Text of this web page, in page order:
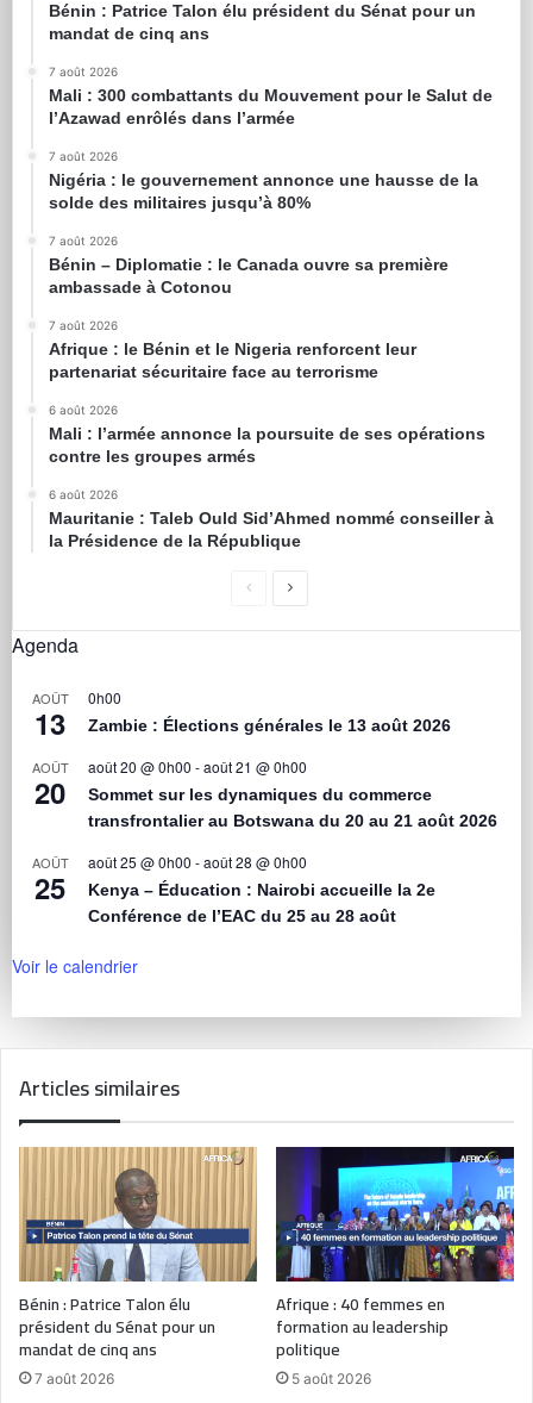
Bénin : Patrice Talon élu président du Sénat pour un
mandat de cinq ans
7 août 2026
Mali : 300 combattants du Mouvement pour le Salut de
l’Azawad enrôlés dans l’armée
7 août 2026
Nigéria : le gouvernement annonce une hausse de la
solde des militaires jusqu’à 80%
7 août 2026
Bénin – Diplomatie : le Canada ouvre sa première
ambassade à Cotonou
7 août 2026
Afrique : le Bénin et le Nigeria renforcent leur
partenariat sécuritaire face au terrorisme
6 août 2026
Mali : l’armée annonce la poursuite de ses opérations
contre les groupes armés
6 août 2026
Mauritanie : Taleb Ould Sid’Ahmed nommé conseiller à
la Présidence de la République
Agenda
AOÛT
13
0h00
Zambie : Élections générales le 13 août 2026
AOÛT
20
août 20 @ 0h00 -août 21 @ 0h00
Sommet sur les dynamiques du commerce
transfrontalier au Botswana du 20 au 21 août 2026
AOÛT
25
août 25 @ 0h00 -août 28 @ 0h00
Kenya – Éducation : Nairobi accueille la 2e
Conférence de l’EAC du 25 au 28 août
Voir le calendrier
Articles similaires
Bénin : Patrice Talon élu
président du Sénat pour un
mandat de cinq ans
7 août 2026
Afrique : 40 femmes en
formation au leadership
politique
5 août 2026